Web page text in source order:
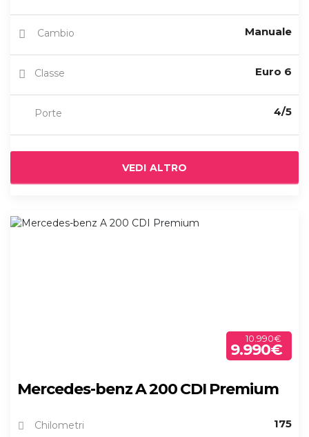
Cambio Manuale
Classe Euro 6
Porte 4/5
VEDI ALTRO
10.990€
9.990€
Mercedes-benz A 200 CDI Premium
Chilometri 175